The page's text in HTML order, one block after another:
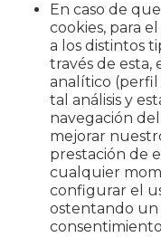
En caso de
cookies, para
a los distintos
través de esta,
analítico (perfil
tal análisis y
navegación
mejorar
prestación de
cualquier
configurar el
ostentando un